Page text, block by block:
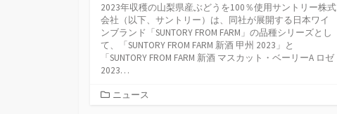
2023年収穫の山梨県産ぶどうを100％使用サントリー株式
会社（以下、サントリー）は、同社が展開する日本ワイ
ンブランド「SUNTORY FROM FARM」の品種シリーズとし
て、「SUNTORY FROM FARM 新酒 甲州 2023」と
「SUNTORY FROM FARM 新酒 マスカット・ベーリーA ロゼ
2023…
カニュース